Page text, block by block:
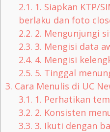
2.1. 1. Siapkan KTP/
berlaku dan foto
2.2. 2. Mengunjungi
2.3. 3. Mengisi data
2.4. 4. Mengisi
2.5. 5. Tinggal
3. Cara Menulis di UC
3.1. 1. Perhatikan
3.2. 2. Konsisten
3.3. 3. Ikuti dengan